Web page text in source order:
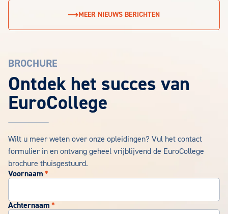
MEER NIEUWS BERICHTEN
EuroCollege Brochure aanvragen
BROCHURE
Ontdek het succes van
EuroCollege
Wilt u meer weten over onze opleidingen? Vul het contact
formulier in en ontvang geheel vrijblijvend de EuroCollege
brochure thuisgestuurd.
Voornaam *
Achternaam *